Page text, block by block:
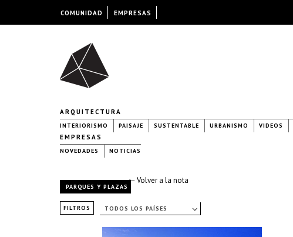
ARQUITECTURA
INTERIORISMO PAISAJE SUSTENTABLE URBANISMO VIDEOS
EMPRESAS
NOVEDADES NOTICIAS
← Volver a la nota
PARQUES Y PLAZAS
FILTROS TODOS LOS PAÍSES
COMUNIDAD EMPRESAS